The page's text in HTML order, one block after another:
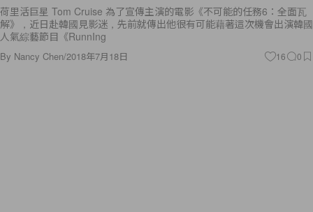
荷里活巨星 Tom Cruise 為了宣傳主演的電影《不可能的任務6：全面瓦
解》，近日赴韓國見影迷，先前就傳出他很有可能藉著這次機會出演韓國
人氣綜藝節目《RunnIng
By Nancy Chen/2018年7月18日 16 0